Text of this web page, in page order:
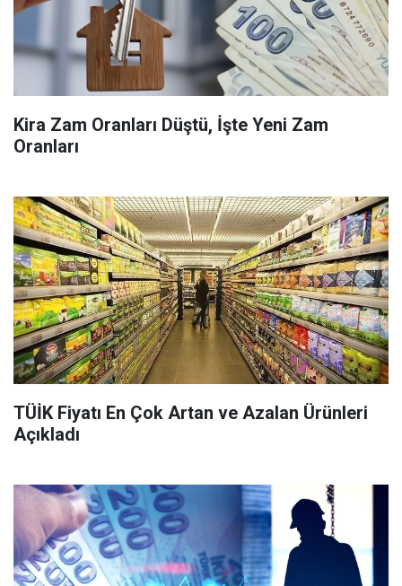
Kira Zam Oranları Düştü, İşte Yeni Zam
Oranları
TÜİK Fiyatı En Çok Artan ve Azalan Ürünleri
Açıkladı